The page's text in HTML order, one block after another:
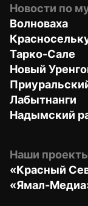
Новости по
Волноваха
Тарко-Сале
Новый
Лабытнанги
Надымский
Наши
«Красный
«Ямал-